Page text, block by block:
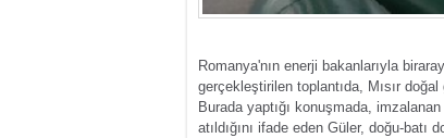
Romanya'nın enerji bakanlarıyla
gerçekleştirilen toplantıda, Mısır
Burada yaptığı konuşmada,
atıldığını ifade eden Güler, doğu-